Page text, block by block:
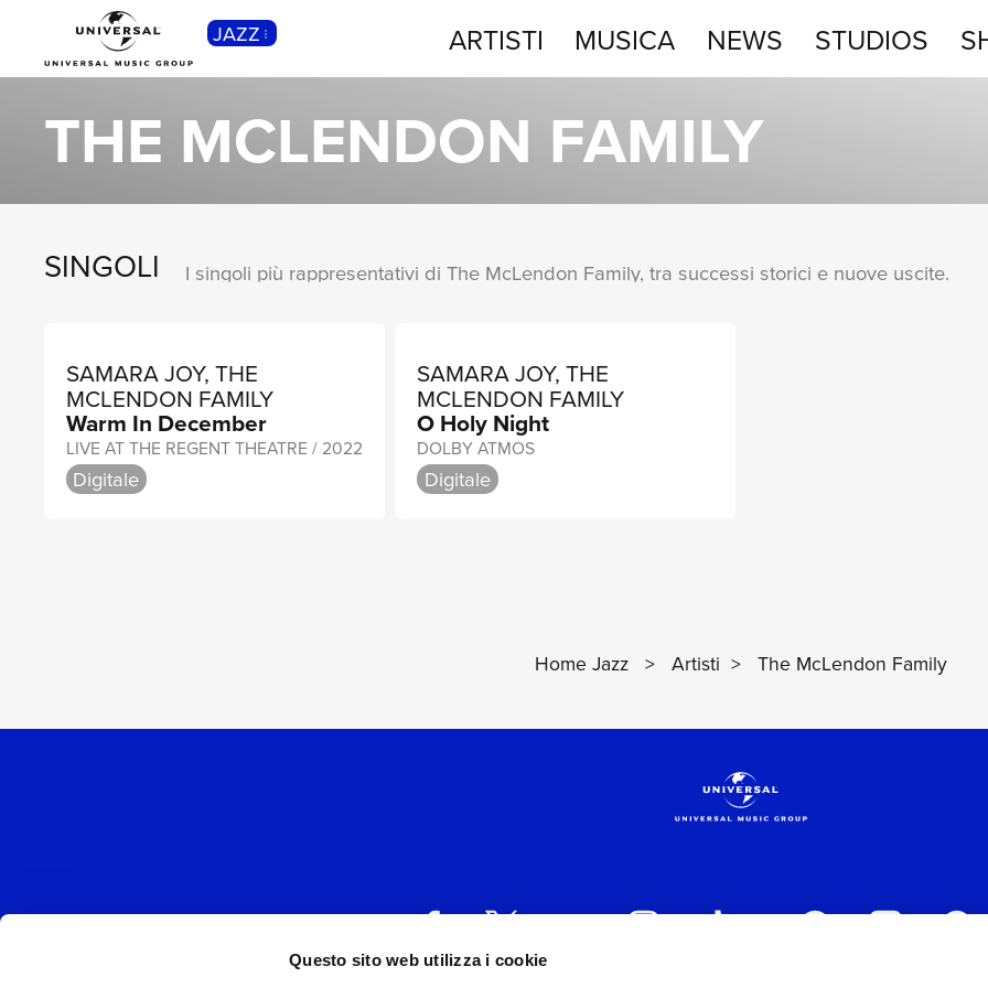
Questo sito web utilizza i cookie
JAZZ ARTISTI MUSICA NEWS STUDIOS
THE MCLENDON FAMILY
SINGOLI I singoli più rappresentativi di The McLendon Family, tra successi storici e nuove uscite.
SAMARA JOY, THE
MCLENDON FAMILY
Warm In December
LIVE AT THE REGENT THEATRE / 2022
Digitale
SAMARA JOY, THE
MCLENDON FAMILY
O Holy Night
DOLBY ATMOS
Digitale
Home Jazz > Artisti > The McLendon Family
CLASSICA
Contemporanea, Moderna...
STUDIOS
SHOP